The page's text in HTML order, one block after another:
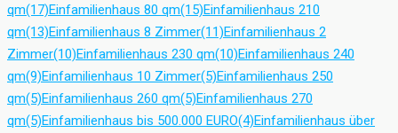
qm(17)Einfamilienhaus 80 qm(15)Einfamilienhaus 210
qm(13)Einfamilienhaus 8 Zimmer(11)Einfamilienhaus 2
Zimmer(10)Einfamilienhaus 230 qm(10)Einfamilienhaus 240
qm(9)Einfamilienhaus 10 Zimmer(5)Einfamilienhaus 250
qm(5)Einfamilienhaus 260 qm(5)Einfamilienhaus 270
qm(5)Einfamilienhaus bis 500.000 EURO(4)Einfamilienhaus über